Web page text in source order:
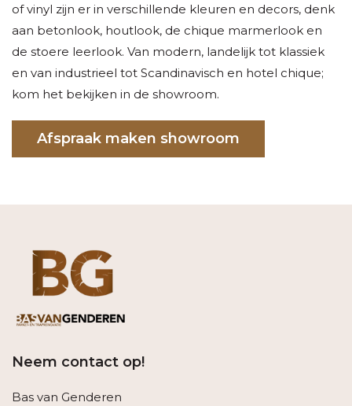
of vinyl zijn er in verschillende kleuren en decors, denk
aan betonlook, houtlook, de chique marmerlook en
de stoere leerlook. Van modern, landelijk tot klassiek
en van industrieel tot Scandinavisch en hotel chique;
kom het bekijken in de showroom.
Afspraak maken showroom
Neem contact op!
Bas van Genderen